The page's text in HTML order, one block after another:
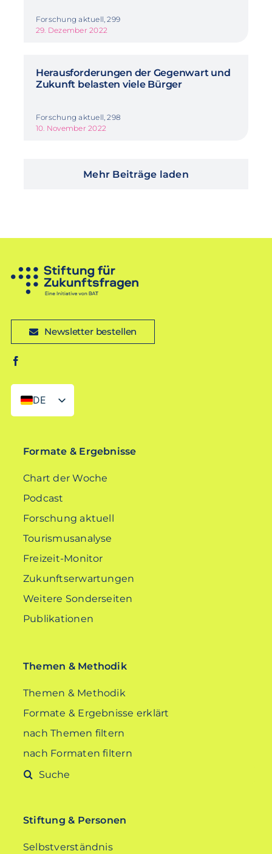
Forschung aktuell, 299
29. Dezember 2022
Herausforderungen der Gegenwart und
Zukunft belasten viele Bürger
Forschung aktuell, 298
10. November 2022
Mehr Beiträge laden
Newsletter bestellen
DE
EN
Formate & Ergebnisse
Chart der Woche
Podcast
Forschung aktuell
Tourismusanalyse
Freizeit-Monitor
Zukunftserwartungen
Weitere Sonderseiten
Publikationen
Themen & Methodik
Themen & Methodik
Formate & Ergebnisse erklärt
nach Themen filtern
nach Formaten filtern
Suche
Stiftung & Personen
Selbstverständnis